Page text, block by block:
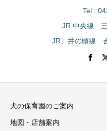
Tel :
JR 中央線
JR、井の頭線
犬の保育園のご案内
地図・店舗案内